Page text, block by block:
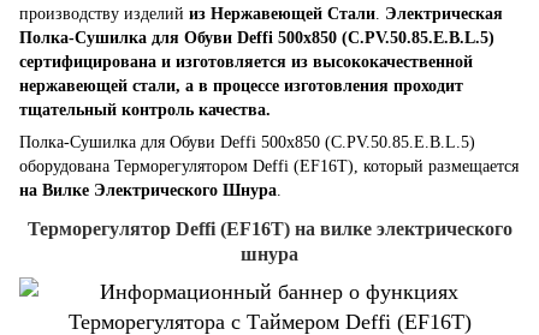
производству изделий из Нержавеющей Стали. Электрическая
Полка-Сушилка для Обуви Deffi 500x850 (C.PV.50.85.E.B.L.5)
сертифицирована и изготовляется из высококачественной
нержавеющей стали, а в процессе изготовления проходит
тщательный контроль качества.
Полка-Сушилка для Обуви Deffi 500x850 (C.PV.50.85.E.B.L.5)
оборудована Терморегулятором Deffi (EF16T), который размещается
на Вилке Электрического Шнура.
Терморегулятор Deffi (EF16T) на вилке электрического
шнура